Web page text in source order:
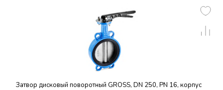
Затвор дисковый поворотный GROSS, DN 250, PN 16, корпус